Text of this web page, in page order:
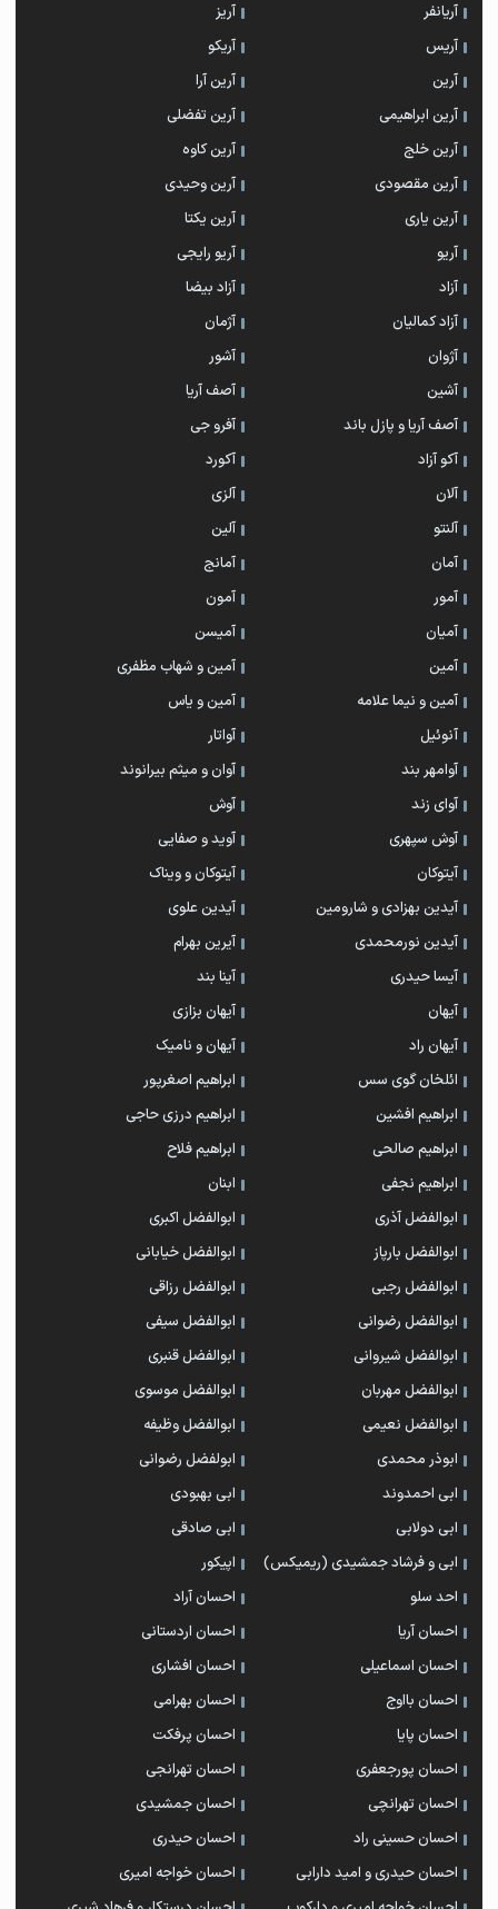
آریانفر
آریز
آریس
آریکو
آرین
آرین آرا
آرین ابراهیمی
آرین تفضلی
آرین خلج
آرین کاوه
آرین مقصودی
آرین وحیدی
آرین یاری
آرین یکتا
آریو
آریو رایجی
آزاد
آزاد بیضا
آزاد کمالیان
آژمان
آژوان
آشور
آشین
آصف آریا
آصف آریا و پازل باند
آفرو جی
آکو آزاد
آکورد
آلان
آلزی
آلنتو
آلین
آمان
آمانج
آمور
آمون
آمیان
آمیسن
آمین
آمین و شهاب مظفری
آمین و نیما علامه
آمین و یاس
آنوئیل
آواتار
آوامهر بند
آوان و میثم بیرانوند
آوای زند
آوش
آوش سپهری
آوید و صفایی
آیتوکان
آیتوکان و ویناک
آیدین بهزادی و شارومین
آیدین علوی
آیدین نورمحمدی
آیرین بهرام
آیسا حیدری
آینا بند
آیهان
آیهان بزازی
آیهان راد
آیهان و نامیک
ائلخان گوی سس
ابراهیم اصغرپور
ابراهیم افشین
ابراهیم درزی حاجی
ابراهیم صالحی
ابراهیم فلاح
ابراهیم نجفی
ابنان
ابوالفضل آذری
ابوالفضل اکبری
ابوالفضل بارپاز
ابوالفضل خیابانی
ابوالفضل رجبی
ابوالفضل رزاقی
ابوالفضل رضوانی
ابوالفضل سیفی
ابوالفضل شیروانی
ابوالفضل قنبری
ابوالفضل مهربان
ابوالفضل موسوی
ابوالفضل نعیمی
ابوالفضل وظیفه
ابوذر محمدی
ابولفضل رضوانی
ابی احمدوند
ابی بهبودی
ابی دولابی
ابی صادقی
ابی و فرشاد جمشیدی (ریمیکس)
اپیکور
احد سلو
احسان آراد
احسان آریا
احسان اردستانی
احسان اسماعیلی
احسان افشاری
احسان بااوج
احسان بهرامی
احسان پایا
احسان پرفکت
احسان پورجعفری
احسان تهرانجی
احسان تهرانچی
احسان جمشیدی
احسان حسینی راد
احسان حیدری
احسان حیدری و امید دارابی
احسان خواجه امیری